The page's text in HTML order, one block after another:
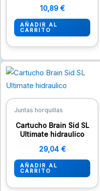
10,89 €
AÑADIR AL
CARRITO
Juntas horquillas
Cartucho Brain Sid SL
Ultimate hidraulico
29,04 €
AÑADIR AL
CARRITO